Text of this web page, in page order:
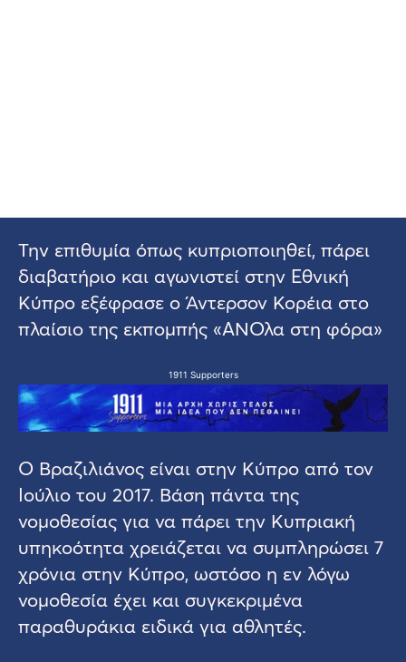
Την επιθυμία όπως κυπριοποιηθεί, πάρει
διαβατήριο και αγωνιστεί στην Εθνική
Κύπρο εξέφρασε ο Άντερσον Κορέια στο
πλαίσιο της εκπομπής «ΑΝΟλα στη φόρα»
1911 Supporters
Ο Βραζιλιάνος είναι στην Κύπρο από τον
Ιούλιο του 2017. Βάση πάντα της
νομοθεσίας για να πάρει την Κυπριακή
υπηκοότητα χρειάζεται να συμπληρώσει 7
χρόνια στην Κύπρο, ωστόσο η εν λόγω
νομοθεσία έχει και συγκεκριμένα
παραθυράκια ειδικά για αθλητές.